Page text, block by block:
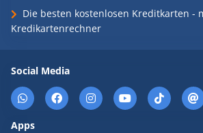
Die besten kostenlosen Kreditkarten -
Kredikartenrechner
Social Media
Apps